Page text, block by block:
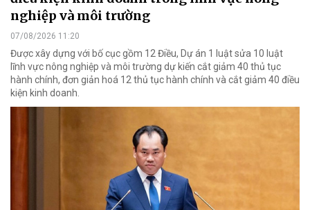
nghiệp và môi trường
07/08/2026 11:20
Được xây dựng với bố cục gồm 12 Điều, Dự án 1 luật sửa 10 luật
lĩnh vực nông nghiệp và môi trường dự kiến cắt giảm 40 thủ tục
hành chính, đơn giản hoá 12 thủ tục hành chính và cắt giảm 40 điều
kiện kinh doanh.